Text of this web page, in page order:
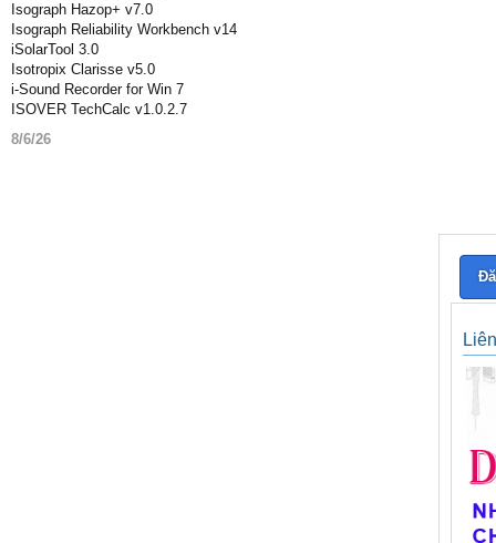
Isograph Hazop+ v7.0
Isograph Reliability Workbench v14
iSolarTool 3.0
Isotropix Clarisse v5.0
i-Sound Recorder for Win 7
ISOVER TechCalc v1.0.2.7
8/6/26